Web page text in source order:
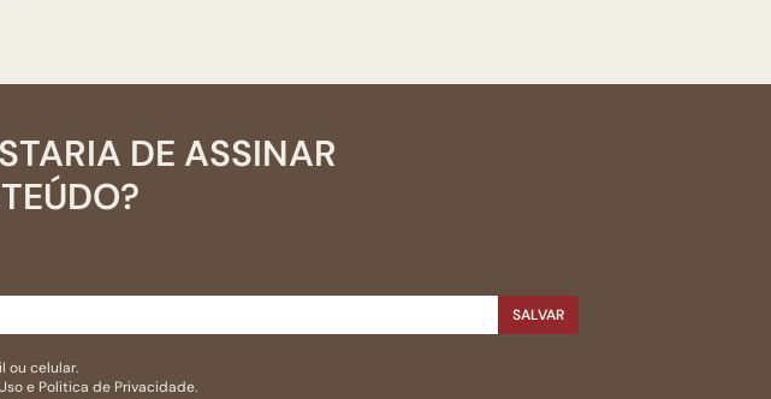
DE ASSINAR
SALVAR
ou celular.
e Politica de Privacidade.